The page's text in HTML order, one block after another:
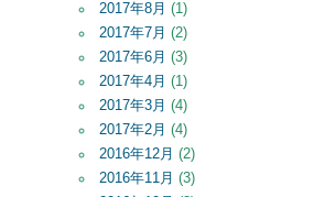
2017年8月 (1)
2017年7月 (2)
2017年6月 (3)
2017年4月 (1)
2017年3月 (4)
2017年2月 (4)
2016年12月 (2)
2016年11月 (3)